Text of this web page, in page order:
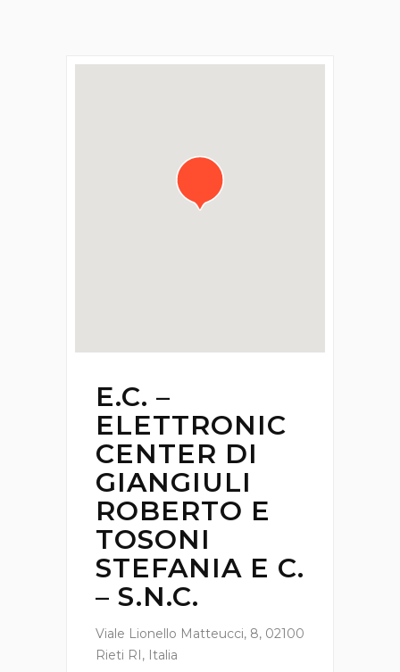
E.C. –
ELETTRONIC
CENTER DI
GIANGIULI
ROBERTO E
TOSONI
STEFANIA E C.
– S.N.C.
Viale Lionello Matteucci, 8, 02100
Rieti RI, Italia